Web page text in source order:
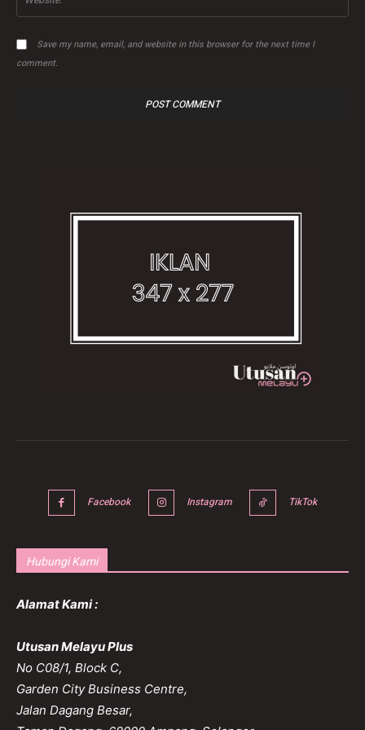
Save my name, email, and website in this browser for the next time I
comment.
Facebook Instagram TikTok
Hubungi Kami
Alamat Kami :
Utusan Melayu Plus
No C08/1, Block C,
Garden City Business Centre,
Jalan Dagang Besar,